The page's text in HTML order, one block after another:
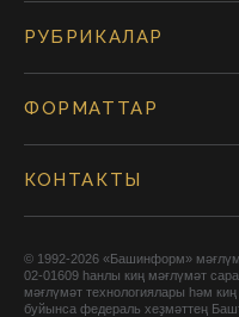
РУБРИКАЛАР
ФОРМАТТАР
КОНТАКТЫ
© 1992-2026 «Башинформ»
02-01609 һанлы киң мәғлүмәт
мәғлүмәт технологиялары һәм
буйынса федераль хеҙмәттең